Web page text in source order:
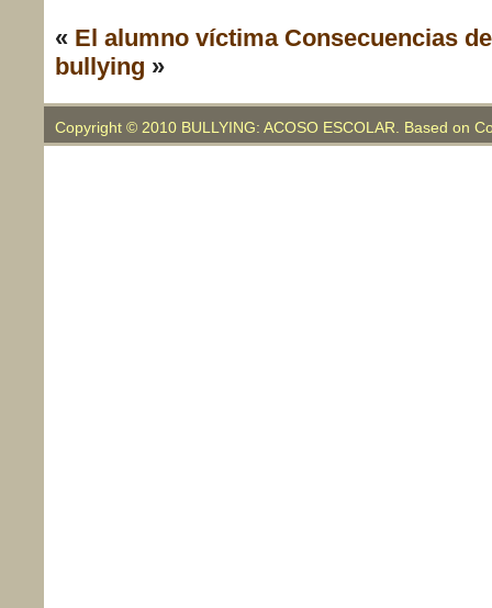
« El alumno víctima Consecuencias
bullying »
Copyright © 2010 BULLYING: ACOSO ESCOLAR. Based on